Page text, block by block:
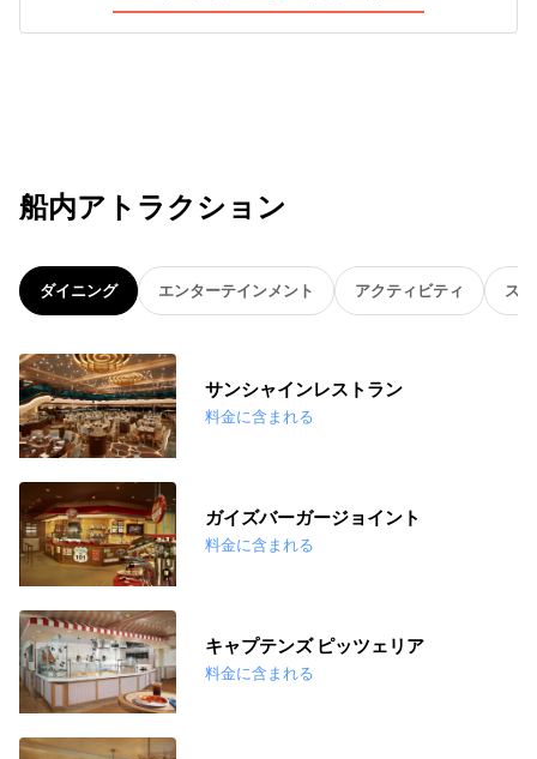
船内アトラクション
ダイニング エンターテインメント アクティビティ ス
サンシャインレストラン
料金に含まれる
ガイズバーガージョイント
料金に含まれる
キャプテンズ ピッツェリア
料金に含まれる